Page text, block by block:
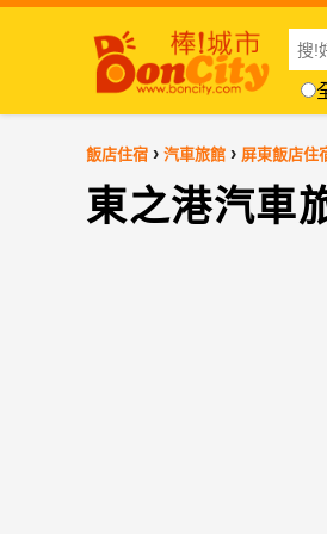
飯店住宿 › 汽車旅館 › 屏東飯店住
東之港汽車